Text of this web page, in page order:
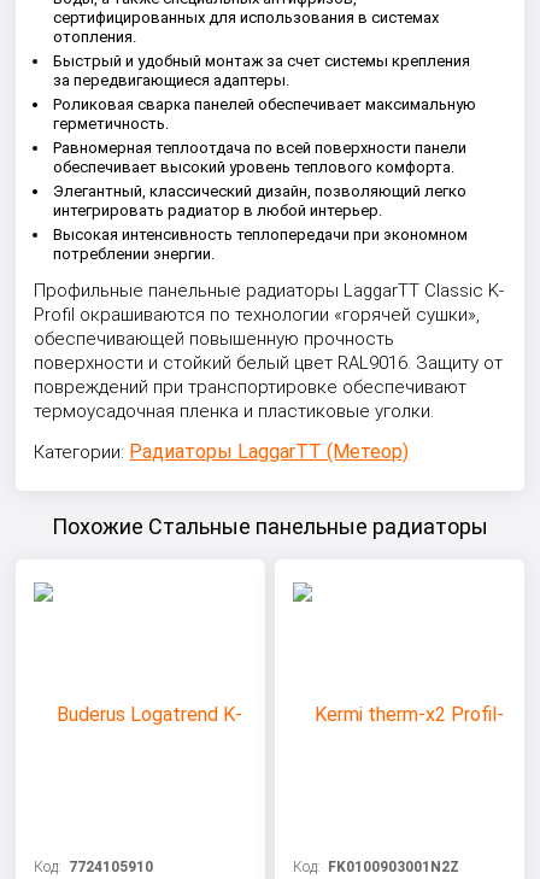
сертифицированных для использования в системах
отопления.
Быстрый и удобный монтаж за счет системы крепления
за передвигающиеся адаптеры.
Роликовая сварка панелей обеспечивает максимальную
герметичность.
Равномерная теплоотдача по всей поверхности панели
обеспечивает высокий уровень теплового комфорта.
Элегантный, классический дизайн, позволяющий легко
интегрировать радиатор в любой интерьер.
Высокая интенсивность теплопередачи при экономном
потреблении энергии.
Профильные панельные радиаторы LaggarTT Classic K-
Profil окрашиваются по технологии «горячей сушки»,
обеспечивающей повышенную прочность
поверхности и стойкий белый цвет RAL9016. Защиту от
повреждений при транспортировке обеспечивают
термоусадочная пленка и пластиковые уголки.
Категории: Радиаторы LaggarTT (Метеор)
Похожие Стальные панельные радиаторы
Код: 7724105910 Код: FK0100903001N2Z